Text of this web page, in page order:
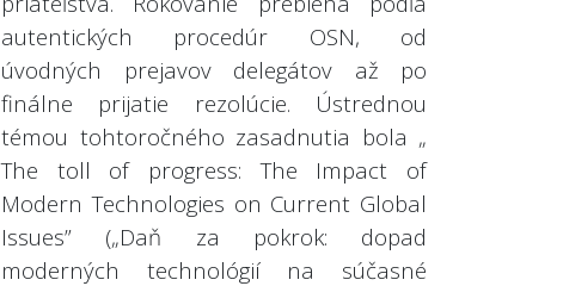
autentických procedúr OSN, od
úvodných prejavov delegátov až po
finálne prijatie rezolúcie. Ústrednou
témou tohtoročného zasadnutia bola „
The toll of progress: The Impact of
Modern Technologies on Current Global
Issues” („Daň za pokrok: dopad
moderných technológií na súčasné